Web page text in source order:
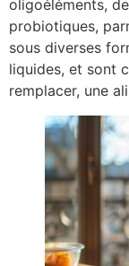
oligoéléments,
probiotiques,
sous diverses
liquides, et sont
remplacer, une